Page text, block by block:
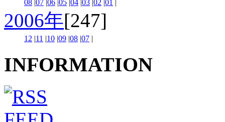
08 |07 |06 |05 |04 |03 |02 |01 |
2006年[247]
12 |11 |10 |09 |08 |07 |
INFORMATION